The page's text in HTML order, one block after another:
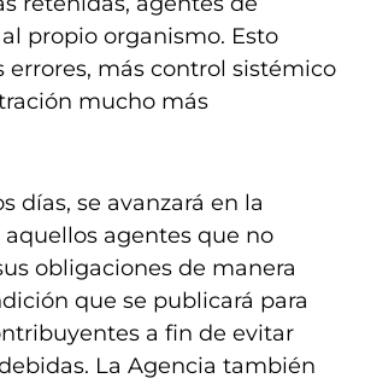
propio organismo. Esto
errores, más control sistémico
mucho más
días, se avanzará en la
agentes que no
obligaciones de manera
que se publicará para
a fin de evitar
La Agencia también